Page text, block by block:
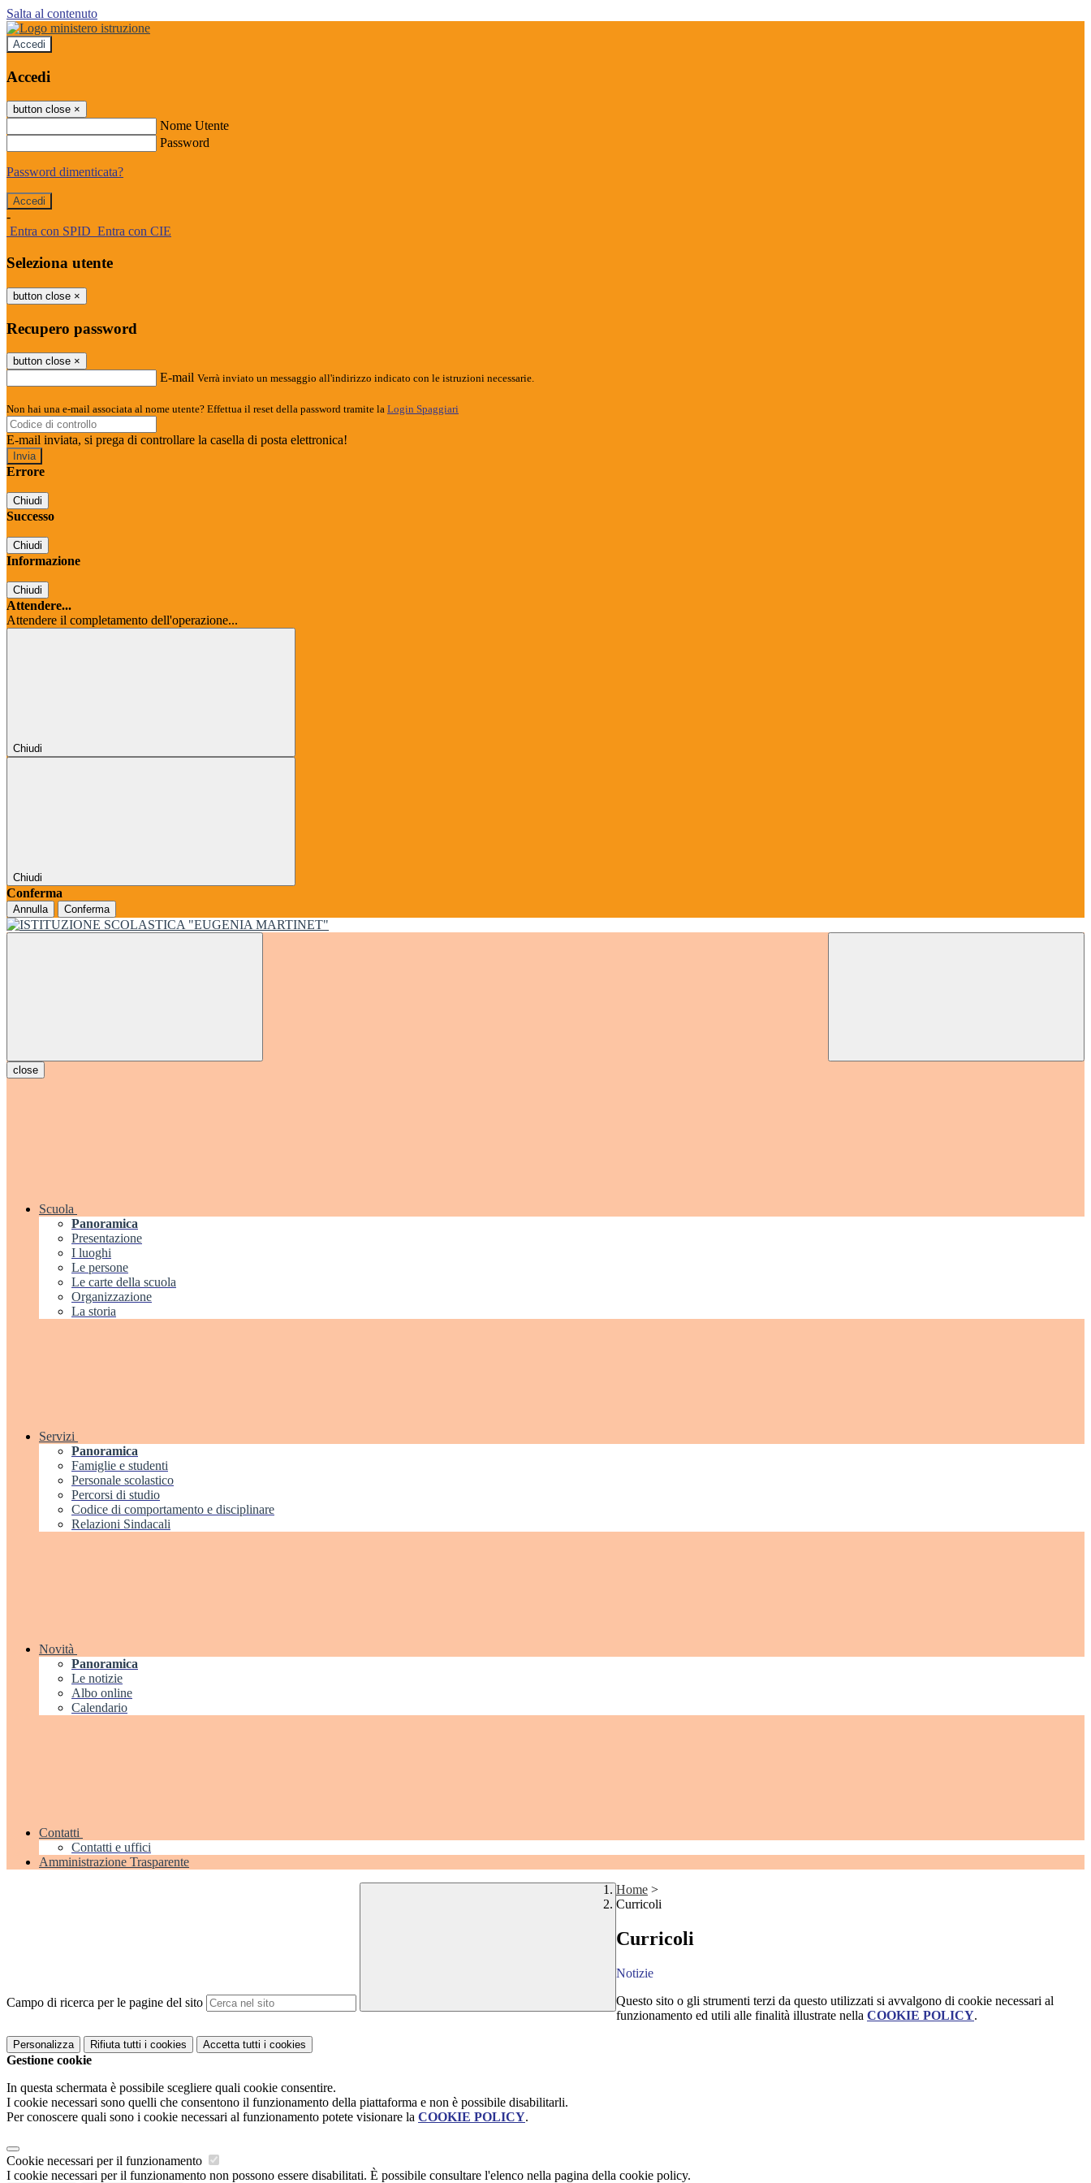
Salta al contenuto
Accedi
Accedi
button close ×
Nome Utente
Password
Password dimenticata?
-
Entra con SPID Entra con CIE
Seleziona utente
button close ×
Recupero password
button close ×
E-mail Verrà inviato un messaggio all'indirizzo indicato con le istruzioni necessarie.
Non hai una e-mail associata al nome utente? Effettua il reset della password tramite la Login Spaggiari
E-mail inviata, si prega di controllare la casella di posta elettronica!
Errore
Chiudi
Successo
Chiudi
Informazione
Chiudi
Attendere...
Attendere il completamento dell'operazione...
Chiudi
Chiudi
Conferma
Annulla Conferma
close
Scuola
Panoramica
Presentazione
I luoghi
Le persone
Le carte della scuola
Organizzazione
La storia
Servizi
Panoramica
Famiglie e studenti
Personale scolastico
Percorsi di studio
Codice di comportamento e disciplinare
Relazioni Sindacali
Novità
Panoramica
Le notizie
Albo online
Calendario
Contatti
Contatti e uffici
Amministrazione Trasparente
Campo di ricerca per le pagine del sito
Home >
Curricoli
Curricoli
Notizie
Questo sito o gli strumenti terzi da questo utilizzati si avvalgono di cookie necessari al
funzionamento ed utili alle finalità illustrate nella COOKIE POLICY.
Personalizza Rifiuta tutti i cookies Accetta tutti i cookies
Gestione cookie
In questa schermata è possibile scegliere quali cookie consentire.
I cookie necessari sono quelli che consentono il funzionamento della piattaforma e non è possibile disabilitarli.
Per conoscere quali sono i cookie necessari al funzionamento potete visionare la COOKIE POLICY.
Cookie necessari per il funzionamento
I cookie necessari per il funzionamento non possono essere disabilitati. È possibile consultare l'elenco nella pagina della cookie policy.